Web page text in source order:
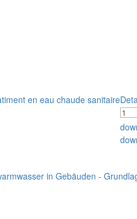
en eau chaude sanitaire
in Gebäuden -